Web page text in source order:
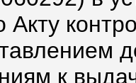
Акту
к